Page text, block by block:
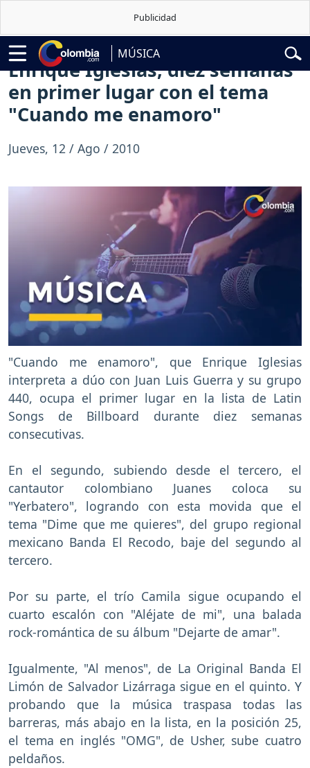
MÚSICA
la Espriella Vuelta a Colombia
Enrique Iglesias, diez semanas
en primer lugar con el tema
"Cuando me enamoro"
Jueves, 12 / Ago / 2010
"Cuando me enamoro", que Enrique Iglesias
interpreta a dúo con Juan Luis Guerra y su grupo
440, ocupa el primer lugar en la lista de Latin
Songs de Billboard durante diez semanas
consecutivas.
En el segundo, subiendo desde el tercero, el
cantautor colombiano Juanes coloca su
"Yerbatero", logrando con esta movida que el
tema "Dime que me quieres", del grupo regional
mexicano Banda El Recodo, baje del segundo al
tercero.
Por su parte, el trío Camila sigue ocupando el
cuarto escalón con "Aléjate de mi", una balada
rock-romántica de su álbum "Dejarte de amar".
Igualmente, "Al menos", de La Original Banda El
Limón de Salvador Lizárraga sigue en el quinto. Y
probando que la música traspasa todas las
barreras, más abajo en la lista, en la posición 25,
el tema en inglés "OMG", de Usher, sube cuatro
peldaños.